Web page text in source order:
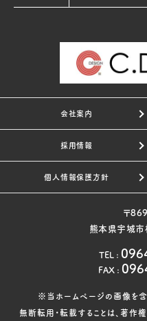
会社案内
採用情報
個人情報保護方針
〒
熊本県宇城
TEL :
FAX :
※当ホームページの画像を
無断転用・転載することは、著作